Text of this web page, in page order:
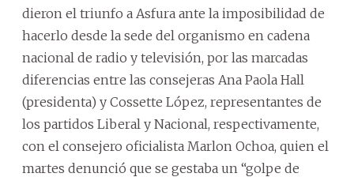
dieron el triunfo a Asfura ante la imposibilidad de
hacerlo desde la sede del organismo en cadena
nacional de radio y televisión, por las marcadas
diferencias entre las consejeras Ana Paola Hall
(presidenta) y Cossette López, representantes de
los partidos Liberal y Nacional, respectivamente,
con el consejero oficialista Marlon Ochoa, quien el
martes denunció que se gestaba un “golpe de